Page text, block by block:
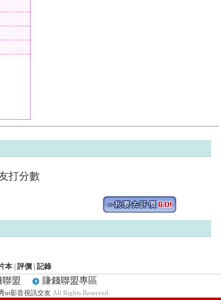
打分數
本 評價 記錄
聯盟 賺錢聯盟專區
ut影音視訊交友All Rights Reserved.